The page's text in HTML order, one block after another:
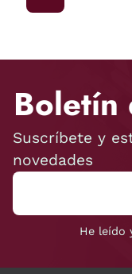
Boletín
Suscríbete y
novedades
He leído